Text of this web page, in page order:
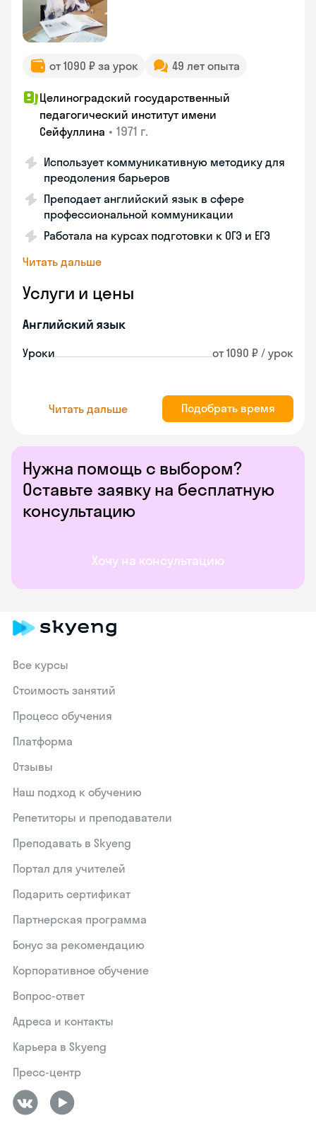
Нужна помощь с выбором?
Оставьте заявку на бесплатную
консультацию
Хочу на консультацию
от 1090 ₽ за урок 49 лет опыта
Целиноградский государственный
педагогический институт имени
Сейфуллина • 1971 г.
Использует коммуникативную методику для
преодоления барьеров
Преподает английский язык в сфере
профессиональной коммуникации
Работала на курсах подготовки к ОГЭ и ЕГЭ
Читать дальше
Услуги и цены
Английский язык
Уроки от 1090 ₽ / урок
Читать дальше Подобрать время
Все курсы
Стоимость занятий
Процесс обучения
Платформа
Отзывы
Наш подход к обучению
Репетиторы и преподаватели
Преподавать в Skyeng
Портал для учителей
Подарить сертификат
Партнерская программа
Бонус за рекомендацию
Корпоративное обучение
Вопрос-ответ
Адреса и контакты
Карьера в Skyeng
Пресс-центр